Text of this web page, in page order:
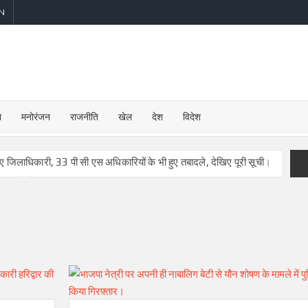
मनोरंजन राजनीति खेल देश विदेश
33 पी सी एस अधिकारियों के भी हुए तबादले, देखिए पूरी सूची।
एक्शन तीन दरोगा लाइन हाजिर, पढ़े पूरी खबर।
मंगलोर में नए इंचार्ज।
होंगे डीएम हरिद्वार।
जूना अखाड़े के साधु पर जान लेवा हमला, संतो में रोष।
लाख 48 हजार शिवभक्त गंगाजल लेकर रवाना